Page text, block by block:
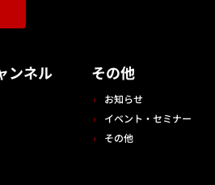
ンネル その他
お知らせ
イベント・セミナー
その他